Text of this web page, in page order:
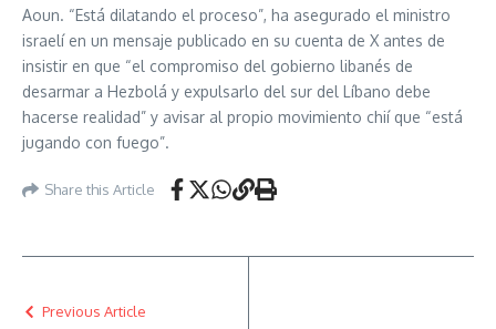
Aoun. “Está dilatando el proceso”, ha asegurado el ministro
israelí en un mensaje publicado en su cuenta de X antes de
insistir en que “el compromiso del gobierno libanés de
desarmar a Hezbolá y expulsarlo del sur del Líbano debe
hacerse realidad” y avisar al propio movimiento chií que “está
jugando con fuego”.
Share this Article
Previous Article